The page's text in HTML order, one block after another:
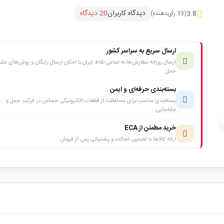
3.8(13 رأی‌دهنده) دیدگاه کاربران20 دیدگاه
ارسال سریع به سراسر کشور
ارسال روزانه سفارش‌ها به تمامی نقاط ایران با امکان ارسال رایگان و روش‌های
حمل
بسته‌بندی حرفه‌ای و ایمن
بسته‌بندی مناسب برای محافظت از قطعات الکترونیکی حساس در فرآیند حمل و
جابه‌جایی
خرید مطمئن از ECA
ارائه کالاها با تضمین اصالت و پشتیبانی پس از فروش